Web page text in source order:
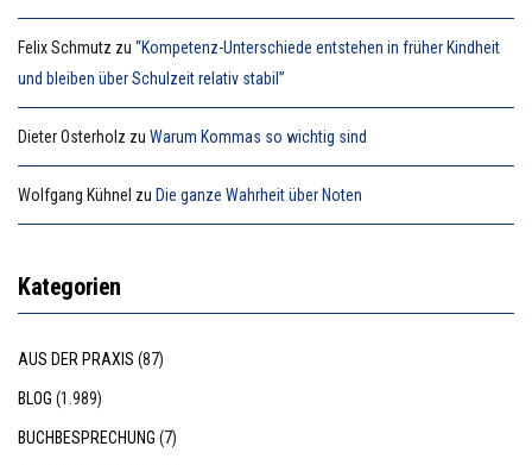
Felix Schmutz zu “Kompetenz-Unterschiede entstehen in früher Kindheit
und bleiben über Schulzeit relativ stabil”
Dieter Osterholz zu Warum Kommas so wichtig sind
Wolfgang Kühnel zu Die ganze Wahrheit über Noten
Kategorien
AUS DER PRAXIS (87)
BLOG (1.989)
BUCHBESPRECHUNG (7)